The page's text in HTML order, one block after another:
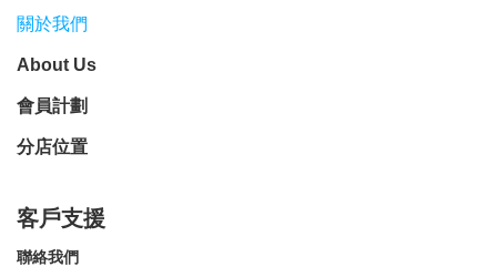
關於我們
About Us
會員計劃
分店位置
客戶支援
聯絡我們